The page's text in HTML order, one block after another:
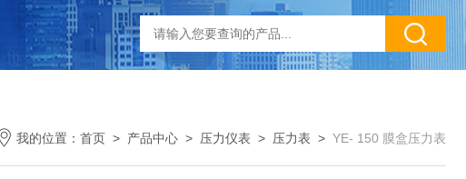
我的位置： 首页 > 产品中心 > 压力仪表 > 压力表 > YE- 150 膜盒压力表